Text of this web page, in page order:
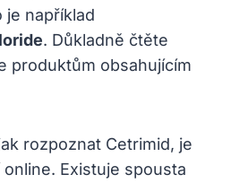
je například
. Důkladně čtěte
produktům obsahujícím
rozpoznat Cetrimid, je
Existuje spousta